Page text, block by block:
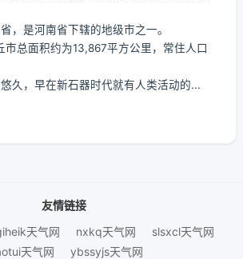
，是河南省下辖的地级市之一。
总面积约为13,867平方公里，常住人口
久，早在新石器时代就有人类活动的...
友情链接
天气网 nxkq天气网
slsxcl天气网
天气网
ybssyjs天气网